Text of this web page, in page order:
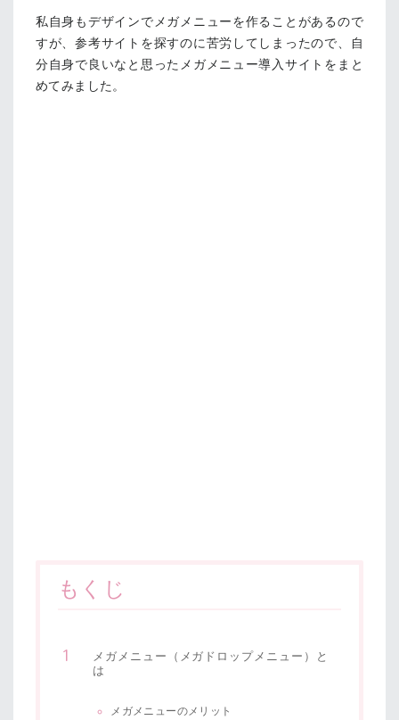
私自身もデザインでメガメニューを作ることがあるので
すが、参考サイトを探すのに苦労してしまったので、自
分自身で良いなと思ったメガメニュー導入サイトをまと
めてみました。
もくじ
メガメニュー（メガドロップメニュー）と
は
メガメニューのメリット